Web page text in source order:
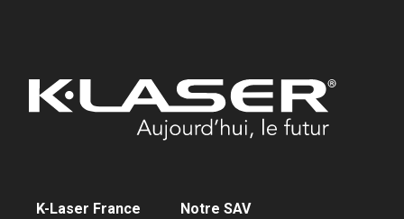
K-Laser France Notre SAV